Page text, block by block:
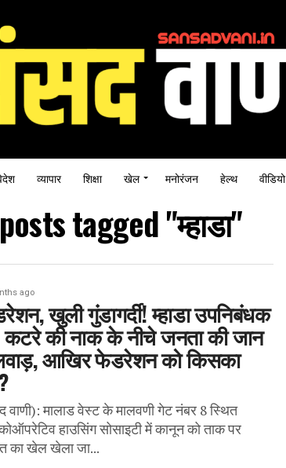
व्यापार शिक्षा खेल मनोरंजन हेल्थ वीडियो
tagged "म्हाडा"
ago
खुली गुंडागर्दी! म्हाडा उपनिबंधक
कटरे की नाक के नीचे जनता की जान
आखिर फेडरेशन को किसका
वाणी): मालाड वेस्ट के मालवणी गेट नंबर 8 स्थित
कोऑपरेटिव हाउसिंग सोसाइटी में कानून को ताक पर
का खेल खेला जा...